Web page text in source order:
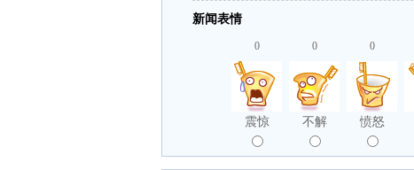
新闻表情
0
震惊
0
不解
0
愤怒